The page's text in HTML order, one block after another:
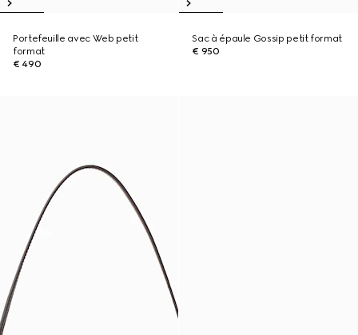
Portefeuille avec Web petit
format
€ 490
Sac à épaule Gossip petit format
€ 950